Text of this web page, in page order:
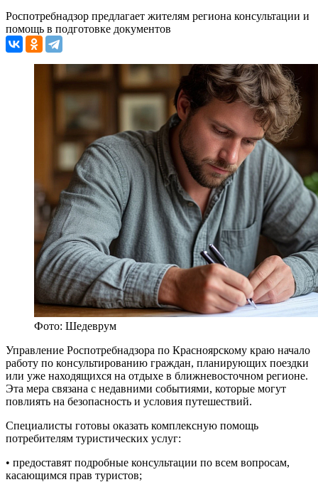
Роспотребнадзор предлагает жителям региона консультации и
помощь в подготовке документов
Фото: Шедеврум
Управление Роспотребнадзора по Красноярскому краю начало
работу по консультированию граждан, планирующих поездки
или уже находящихся на отдыхе в ближневосточном регионе.
Эта мера связана с недавними событиями, которые могут
повлиять на безопасность и условия путешествий.
Специалисты готовы оказать комплексную помощь
потребителям туристических услуг:
• предоставят подробные консультации по всем вопросам,
касающимся прав туристов;